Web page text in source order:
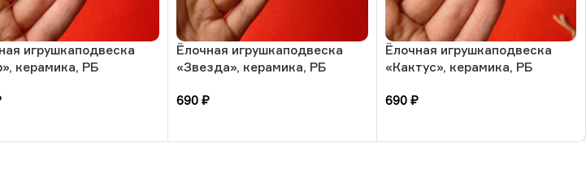
игрушкаподвеска
керамика, РБ
Ёлочная игрушкаподвеска
«Звезда», керамика, РБ
690₽
Ёлочная игрушкаподвеска
«Кактус», керамика, РБ
690 ₽